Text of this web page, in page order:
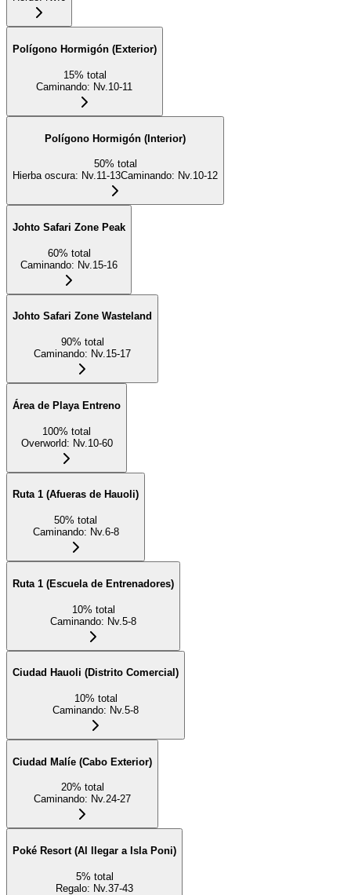
Polígono Hormigón (Exterior)
15% total
Caminando: Nv.10-11
Polígono Hormigón (Interior)
50% total
Hierba oscura: Nv.11-13Caminando: Nv.10-12
Johto Safari Zone Peak
60% total
Caminando: Nv.15-16
Johto Safari Zone Wasteland
90% total
Caminando: Nv.15-17
Área de Playa Entreno
100% total
Overworld: Nv.10-60
Ruta 1 (Afueras de Hauoli)
50% total
Caminando: Nv.6-8
Ruta 1 (Escuela de Entrenadores)
10% total
Caminando: Nv.5-8
Ciudad Hauoli (Distrito Comercial)
10% total
Caminando: Nv.5-8
Ciudad Malíe (Cabo Exterior)
20% total
Caminando: Nv.24-27
Poké Resort (Al llegar a Isla Poni)
5% total
Regalo: Nv.37-43